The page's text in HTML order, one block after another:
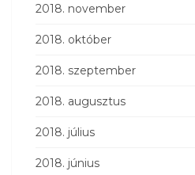
2018. november
2018. október
2018. szeptember
2018. augusztus
2018. július
2018. június